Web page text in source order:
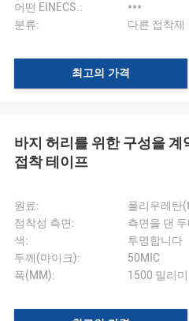
어떤 EINECS.:
***
분류:
다른 접착제
최고의 가격
바지 허리를 위한 구성을 계
접착 테이프
원료:
폴리우레탄
점착성 측면:
측면을 댄 두
색:
투명합니다
두께(마이크):
50MIC
폭(MM):
1500 밀리